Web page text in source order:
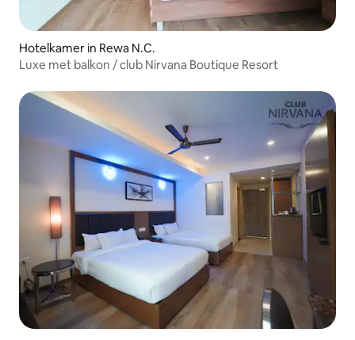
Hotelkamer in Rewa N.C.
Luxe met balkon / club Nirvana Boutique Resort